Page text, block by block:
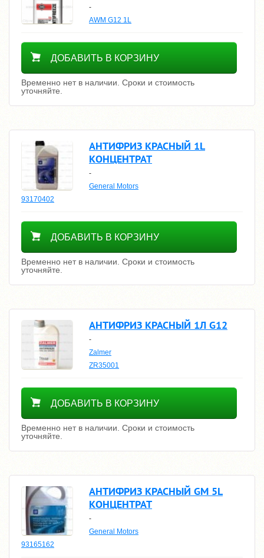
-
AWM G12 1L
Уточнить цену
ДОБАВИТЬ В КОРЗИНУ
Временно нет в наличии. Сроки и стоимость
уточняйте.
АНТИФРИЗ КРАСНЫЙ 1L
КОНЦЕНТРАТ
-
General Motors
93170402
Уточнить цену
ДОБАВИТЬ В КОРЗИНУ
Временно нет в наличии. Сроки и стоимость
уточняйте.
АНТИФРИЗ КРАСНЫЙ 1Л G12
-
Zalmer
ZR35001
Уточнить цену
ДОБАВИТЬ В КОРЗИНУ
Временно нет в наличии. Сроки и стоимость
уточняйте.
АНТИФРИЗ КРАСНЫЙ GM 5L
КОНЦЕНТРАТ
-
General Motors
93165162